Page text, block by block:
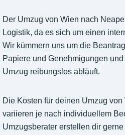
Der Umzug von Wien nach
Logistik, da es sich um einen
Wir kümmern uns um die
Papiere und Genehmigungen
Umzug reibungslos abläuft.
Die Kosten für deinen Umzug von
variieren je nach individuellem
Umzugsberater erstellen dir